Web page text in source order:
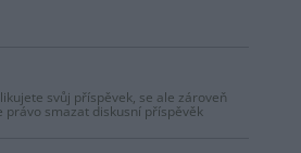
svůj příspěvek, se ale zároveň
právo smazat diskusní příspěvěk